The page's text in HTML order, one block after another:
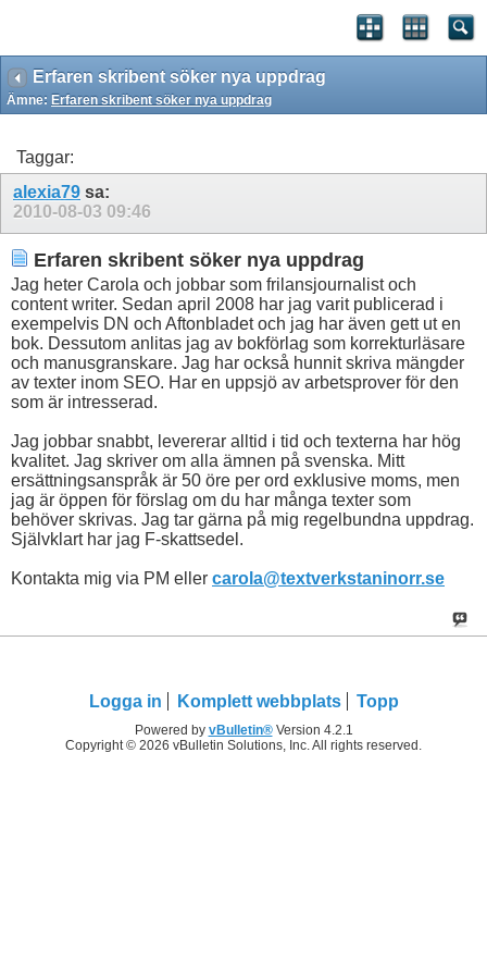
Erfaren skribent söker nya uppdrag
Ämne: Erfaren skribent söker nya uppdrag
Taggar:
alexia79 sa:
2010-08-03 09:46
Erfaren skribent söker nya uppdrag
Jag heter Carola och jobbar som frilansjournalist och
content writer. Sedan april 2008 har jag varit publicerad i
exempelvis DN och Aftonbladet och jag har även gett ut en
bok. Dessutom anlitas jag av bokförlag som korrekturläsare
och manusgranskare. Jag har också hunnit skriva mängder
av texter inom SEO. Har en uppsjö av arbetsprover för den
som är intresserad.
Jag jobbar snabbt, levererar alltid i tid och texterna har hög
kvalitet. Jag skriver om alla ämnen på svenska. Mitt
ersättningsanspråk är 50 öre per ord exklusive moms, men
jag är öppen för förslag om du har många texter som
behöver skrivas. Jag tar gärna på mig regelbundna uppdrag.
Självklart har jag F-skattsedel.
Kontakta mig via PM eller carola@textverkstaninorr.se
Logga in Komplett webbplats Topp
Powered by vBulletin®Version 4.2.1
Copyright © 2026 vBulletin Solutions, Inc. All rights reserved.